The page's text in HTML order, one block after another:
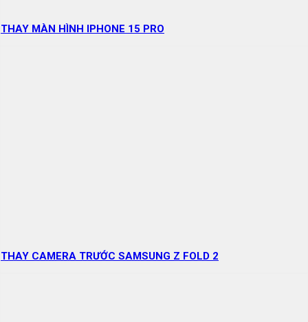
THAY MÀN HÌNH IPHONE 15 PRO
THAY CAMERA TRƯỚC SAMSUNG Z FOLD 2